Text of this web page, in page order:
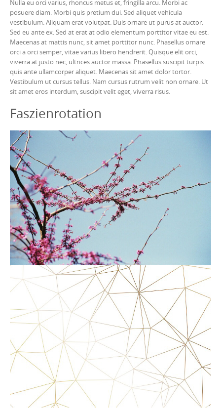
Nulla eu orci varius, rhoncus metus et, fringilla arcu. Morbi ac
posuere diam. Morbi quis pretium dui. Sed aliquet vehicula
vestibulum. Aliquam erat volutpat. Duis ornare ut purus at auctor.
Sed eu ante ex. Sed at erat at odio elementum porttitor vitae eu est.
Maecenas at mattis nunc, sit amet porttitor nunc. Phasellus ornare
orci a orci semper, vitae varius libero hendrerit. Quisque elit orci,
viverra at justo nec, ultrices auctor massa. Phasellus suscipit turpis
quis ante ullamcorper aliquet. Maecenas sit amet dolor tortor.
Vestibulum ut cursus tellus. Nam cursus rutrum velit non ornare. Ut
sit amet eros interdum, suscipit velit eget, viverra risus.
Faszienrotation